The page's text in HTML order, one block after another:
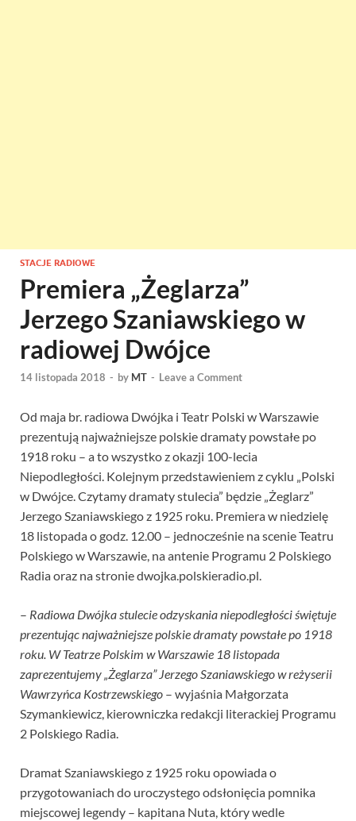
STACJE RADIOWE
Premiera „Żeglarza”
Jerzego Szaniawskiego w
radiowej Dwójce
14 listopada 2018 - by MT - Leave a Comment
Od maja br. radiowa Dwójka i Teatr Polski w Warszawie
prezentują najważniejsze polskie dramaty powstałe po
1918 roku – a to wszystko z okazji 100-lecia
Niepodległości. Kolejnym przedstawieniem z cyklu „Polski
w Dwójce. Czytamy dramaty stulecia” będzie „Żeglarz”
Jerzego Szaniawskiego z 1925 roku. Premiera w niedzielę
18 listopada o godz. 12.00 – jednocześnie na scenie Teatru
Polskiego w Warszawie, na antenie Programu 2 Polskiego
Radia oraz na stronie dwojka.polskieradio.pl.
– Radiowa Dwójka stulecie odzyskania niepodległości świętuje
prezentując najważniejsze polskie dramaty powstałe po 1918
roku. W Teatrze Polskim w Warszawie 18 listopada
zaprezentujemy „Żeglarza” Jerzego Szaniawskiego w reżyserii
Wawrzyńca Kostrzewskiego – wyjaśnia Małgorzata
Szymankiewicz, kierowniczka redakcji literackiej Programu
2 Polskiego Radia.
Dramat Szaniawskiego z 1925 roku opowiada o
przygotowaniach do uroczystego odsłonięcia pomnika
miejscowej legendy – kapitana Nuta, który wedle